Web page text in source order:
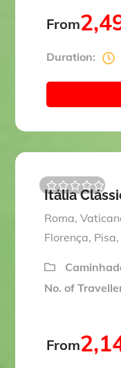
From
Duration:
0
u
t
o
5
Itália
Roma,
Florença,
No. of
From